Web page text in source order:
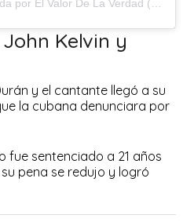
Kelvin y
y el cantante llegó a su
la cubana denunciara por
fue sentenciado a 21 años
pena se redujo y logró